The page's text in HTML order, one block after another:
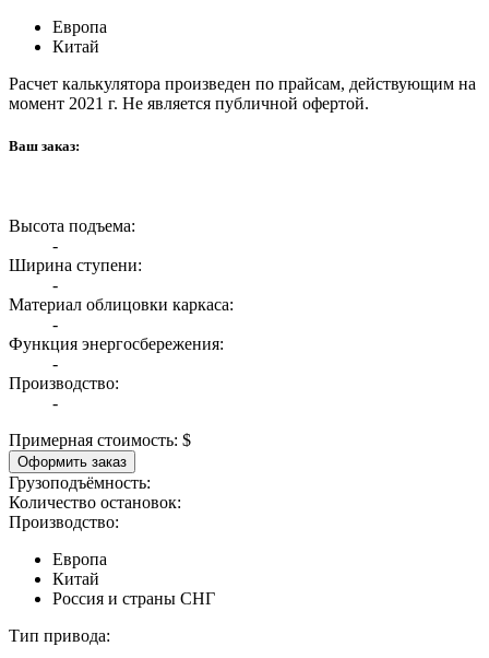
Европа
Китай
Расчет калькулятора произведен по прайсам, действующим на
момент 2021 г. Не является публичной офертой.
Ваш заказ:
Высота подъема:
-
Ширина ступени:
-
Материал облицовки каркаса:
-
Функция энергосбережения:
-
Производство:
-
Примерная стоимость: $
Оформить заказ
Грузоподъёмность:
Количество остановок:
Производство:
Европа
Китай
Россия и страны СНГ
Тип привода: